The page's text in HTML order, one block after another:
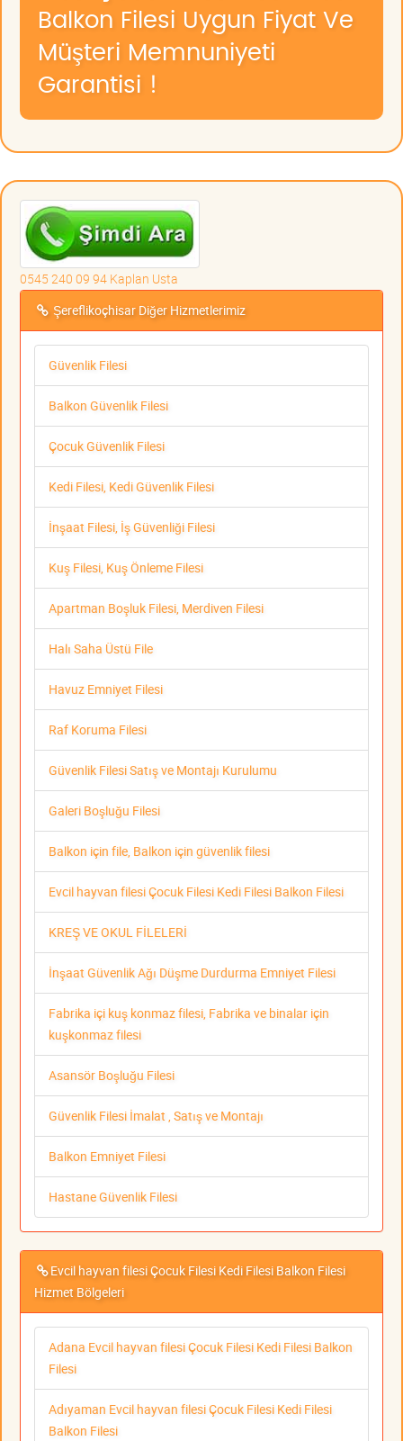
Balkon Filesi Uygun Fiyat Ve
Müşteri Memnuniyeti
Garantisi !
0545 240 09 94 Kaplan Usta
Şereflikoçhisar Diğer Hizmetlerimiz
Güvenlik Filesi
Balkon Güvenlik Filesi
Çocuk Güvenlik Filesi
Kedi Filesi, Kedi Güvenlik Filesi
İnşaat Filesi, İş Güvenliği Filesi
Kuş Filesi, Kuş Önleme Filesi
Apartman Boşluk Filesi, Merdiven Filesi
Halı Saha Üstü File
Havuz Emniyet Filesi
Raf Koruma Filesi
Güvenlik Filesi Satış ve Montajı Kurulumu
Galeri Boşluğu Filesi
Balkon için file, Balkon için güvenlik filesi
Evcil hayvan filesi Çocuk Filesi Kedi Filesi Balkon Filesi
KREŞ VE OKUL FİLELERİ
İnşaat Güvenlik Ağı Düşme Durdurma Emniyet Filesi
Fabrika içi kuş konmaz filesi, Fabrika ve binalar için
kuşkonmaz filesi
Asansör Boşluğu Filesi
Güvenlik Filesi İmalat , Satış ve Montajı
Balkon Emniyet Filesi
Hastane Güvenlik Filesi
Evcil hayvan filesi Çocuk Filesi Kedi Filesi Balkon Filesi
Hizmet Bölgeleri
Adana Evcil hayvan filesi Çocuk Filesi Kedi Filesi Balkon
Filesi
Adıyaman Evcil hayvan filesi Çocuk Filesi Kedi Filesi
Balkon Filesi